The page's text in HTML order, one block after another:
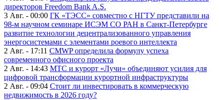
директоров Freedom Bank A.Ş.
3 Авг. - 00:00 ГК «ТЭСС» совместно с НГТУ представили на
98-м научном семинаре ИСЭМ СО РАН в Санкт-Петербурге
развитие технологии децентрализованного управления
энергосистемами с элементами роевого интеллекта
2 Авг. - 17:11 CMWP определила формулу успеха
современного офисного проекта
2 Авг. - 14:43 МТС и курорт «Лучи» объединяют усилия для
цифровой трансформации курортной инфраструктуры
2 Авг. - 09:04 Стоит ли инвестировать в коммерческую
недвижимость в 2026 году?